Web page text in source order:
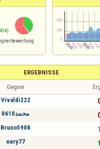
ERGEBNISSE
Gegner
Vivaldi222
محمد0610
Bruno5908
nery77